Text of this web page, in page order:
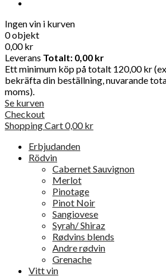
Ingen vin i kurven
0 objekt
0,00 kr
Leverans Totalt: 0,00 kr
Ett minimum köp på totalt 120,00 kr
bekräfta din beställning, nuvarande
moms).
Se kurven
Checkout
Shopping Cart0,00 kr
Erbjudanden
Rödvin
Cabernet Sauvignon
Merlot
Pinotage
Pinot Noir
Sangiovese
Syrah/ Shiraz
Rødvins blends
Andre rødvin
Grenache
Vitt vin